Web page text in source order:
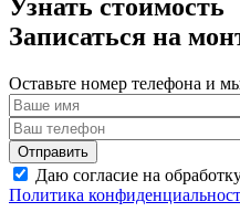
Узнать стоимость
Записаться на
Оставьте номер телефона и
Даю согласие на
Политика